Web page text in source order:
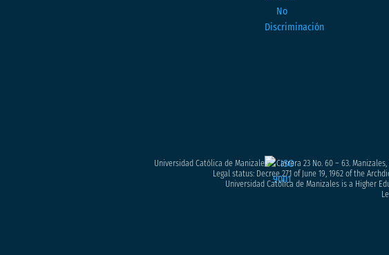
Universidad Católica de Manizales – Carrera 23 No. 60 – 63. Manizales,
Legal status: Decree 271 of June 19, 1962 of the
Universidad Católica de Manizales is a Higher